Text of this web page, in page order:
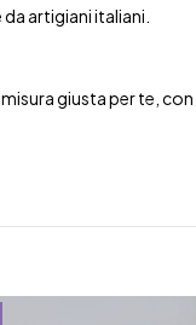
artigiani italiani.
giusta per te, con